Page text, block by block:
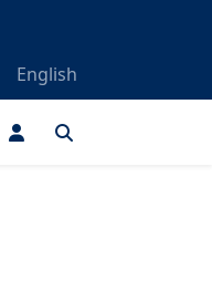
English